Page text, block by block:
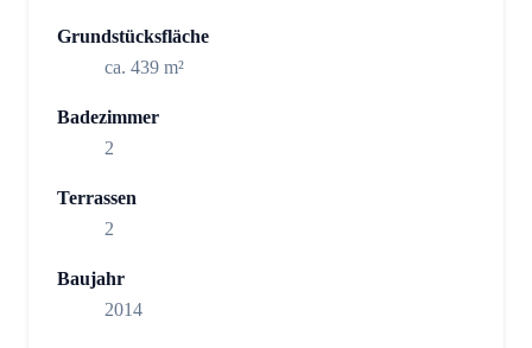
Grundstücksfläche
ca. 439 m²
Badezimmer
2
Terrassen
2
Baujahr
2014